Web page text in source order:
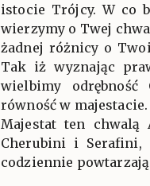
istocie Trójcy. W co
wierzymy o Twej
żadnej różnicy o
Tak iż wyznając
wielbimy
równość w majestacie.
Majestat ten chwalą
Cherubini i Serafini,
codziennie